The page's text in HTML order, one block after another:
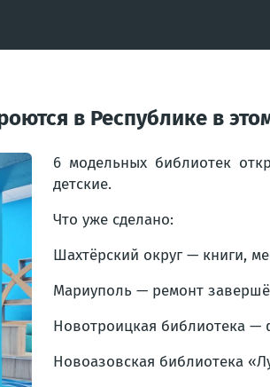
в Республике в
6 модельных библиотек
детские.
Что уже сделано:
Шахтёрский округ — книги,
Мариуполь — ремонт
Новотроицкая библиотека —
Новоазовская библиотека